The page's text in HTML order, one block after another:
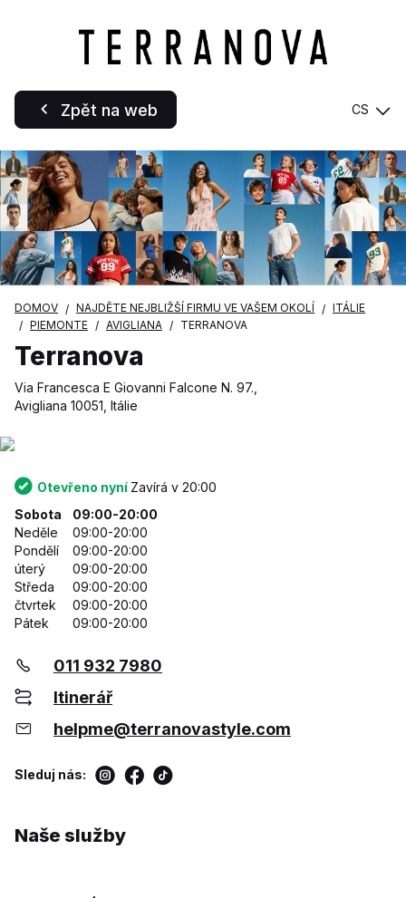
Zpět na web CS
DOMOV NAJDĚTE NEJBLIŽŠÍ FIRMU VE VAŠEM OKOLÍ
ITÁLIE
PIEMONTE
AVIGLIANA TERRANOVA
Terranova
Via Francesca E Giovanni Falcone N. 97.,
Avigliana 10051, Itálie
Otevřeno nyní Zavírá v 20:00
Sobota
09:00-20:00
Neděle
09:00-20:00
Pondělí
09:00-20:00
úterý
09:00-20:00
Středa
09:00-20:00
čtvrtek
09:00-20:00
Pátek
09:00-20:00
011 932 7980
Itinerář
helpme@terranovastyle.com
Sleduj nás:
Naše služby